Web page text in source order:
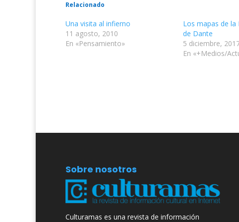
Relacionado
Una visita al infierno
11 agosto, 2010
En «Pensamiento»
Los mapas de la
de Dante
5 diciembre,
En «+Medios/
Sobre nosotros
Culturamas es una revista de información